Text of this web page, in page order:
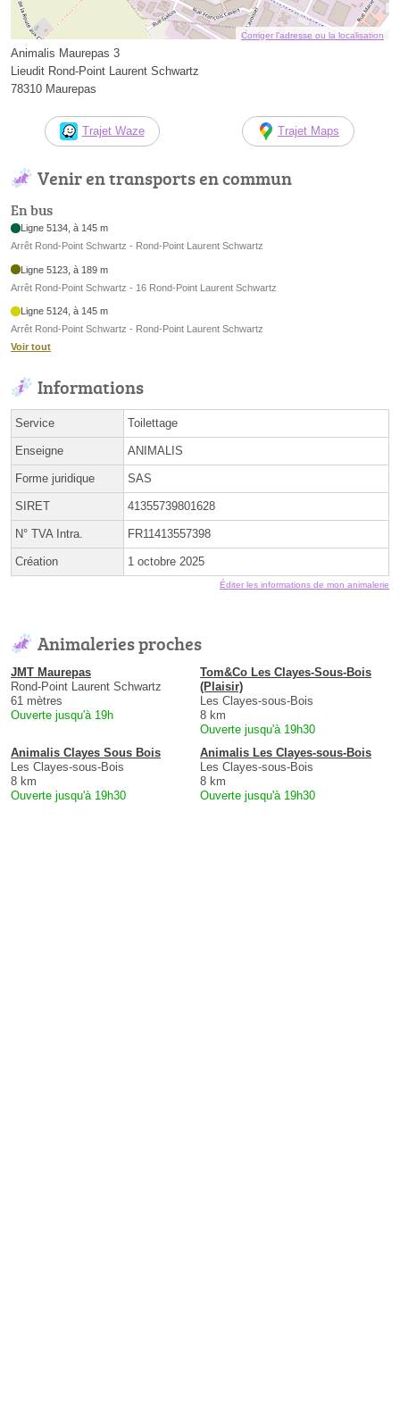
Corriger l’adresse ou la localisation
Animalis Maurepas 3
Lieudit Rond-Point Laurent Schwartz
78310 Maurepas
Trajet Waze Trajet Maps
Venir en transports en commun
En bus
Ligne 5134, à 145 m
Arrêt Rond-Point Schwartz - Rond-Point Laurent Schwartz
Ligne 5123, à 189 m
Arrêt Rond-Point Schwartz - 16 Rond-Point Laurent Schwartz
Ligne 5124, à 145 m
Arrêt Rond-Point Schwartz - Rond-Point Laurent Schwartz
Voir tout
Informations
Service Toilettage
Enseigne ANIMALIS
Forme juridique SAS
SIRET 41355739801628
N° TVA Intra. FR11413557398
Création 1 octobre 2025
Éditer les informations de mon animalerie
Animaleries proches
JMT Maurepas
Rond-Point Laurent Schwartz
61 mètres
Ouverte jusqu'à 19h
Tom&Co Les Clayes-Sous-Bois
(Plaisir)
Les Clayes-sous-Bois
8 km
Ouverte jusqu'à 19h30
Animalis Clayes Sous Bois
Les Clayes-sous-Bois
8 km
Ouverte jusqu'à 19h30
Animalis Les Clayes-sous-Bois
Les Clayes-sous-Bois
8 km
Ouverte jusqu'à 19h30